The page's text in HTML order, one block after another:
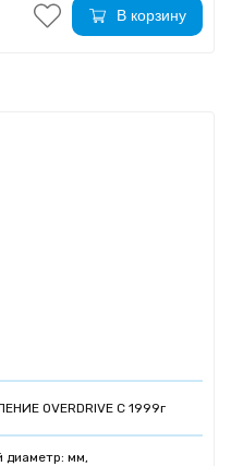
В корзину
OVERDRIVE C 1999г
диаметр: мм,